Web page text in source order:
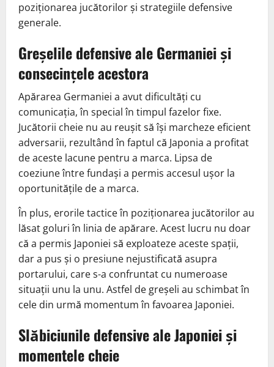
poziționarea jucătorilor și strategiile defensive
generale.
Greșelile defensive ale Germaniei și
consecințele acestora
Apărarea Germaniei a avut dificultăți cu
comunicația, în special în timpul fazelor fixe.
Jucătorii cheie nu au reușit să își marcheze eficient
adversarii, rezultând în faptul că Japonia a profitat
de aceste lacune pentru a marca. Lipsa de
coeziune între fundași a permis accesul ușor la
oportunitățile de a marca.
În plus, erorile tactice în poziționarea jucătorilor au
lăsat goluri în linia de apărare. Acest lucru nu doar
că a permis Japoniei să exploateze aceste spații,
dar a pus și o presiune nejustificată asupra
portarului, care s-a confruntat cu numeroase
situații unu la unu. Astfel de greșeli au schimbat în
cele din urmă momentum în favoarea Japoniei.
Slăbiciunile defensive ale Japoniei și
momentele cheie